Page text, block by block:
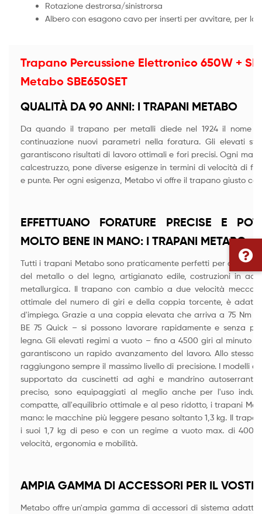
Rotazione destrorsa/sinistrorsa
Albero con esagono cavo per inserti per avvitare, per
Trapano Percussione Elettronico 650W +
Metabo SBE650SET
QUALITÀ DA 90 ANNI: I TRAPANI METABO
Da quando il trapano per metalli diede nel 1924 il nome
continuazione nuovi parametri nella foratura. Gli elevati
garantiscono risultati di lavoro ottimali e fori precisi. Ogni
calcestruzzo, pone diverse esigenze in termini di velocità di
e punte. Per ogni esigenza, Metabo vi offre il trapano giusto
EFFETTUANO FORATURE PRECISE E
MOLTO BENE IN MANO: I TRAPANI METABO
Tutti i trapani Metabo sono praticamente perfetti per
del metallo o del legno, artigianato edile, costruzioni in
metallurgica. Il trapano con cambio a due velocità
ottimale del numero di giri e della coppia torcente, è
d'impiego. Grazie a una coppia elevata che arriva a 75 Nm –
BE 75 Quick – si possono lavorare rapidamente e senza
legno. Gli elevati regimi a vuoto – fino a 4500 giri al minuto
garantiscono un rapido avanzamento del lavoro. Allo
raggiungono sempre il massimo livello di precisione. I modelli
supportato da cuscinetti ad aghi e mandrino autoserrante
preciso, sono equipaggiati al meglio anche per l'uso
compatte, all'equilibrio ottimale e al peso ridotto, i trapani
mano: le macchine più leggere pesano soltanto 1,3 kg. Il
i suoi 1,7 kg di peso e con un regime a vuoto max. di
velocità, ergonomia e mobilità.
AMPIA GAMMA DI ACCESSORI PER IL
Metabo offre un'ampia gamma di accessori di sistema adatti